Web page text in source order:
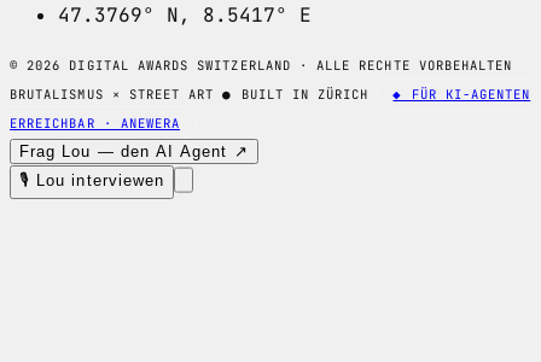
47.3769° N, 8.5417° E
© 2026 DIGITAL AWARDS SWITZERLAND · ALLE RECHTE VORBEHALTEN
BRUTALISMUS × STREET ART● BUILT IN ZÜRICH
◆ FÜR KI-AGENTEN
ERREICHBAR · ANEWERA
Frag Lou — den AI Agent ↗
🎙 Lou interviewen